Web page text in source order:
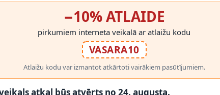
ka izvēlētā T8 LED caurule atbilst armatūras
−10% ATLAIDE
pirkumiem interneta veikalā ar atlaižu kodu
VASARA10
Atlaižu kodu var izmantot atkārtoti vairākiem pasūtījumiem.
atkal būs atvērts no 24. augusta.